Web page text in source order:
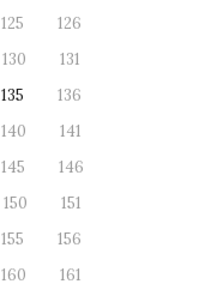
125
126
130
131
135
136
140
141
145
146
150
151
155
156
160
161